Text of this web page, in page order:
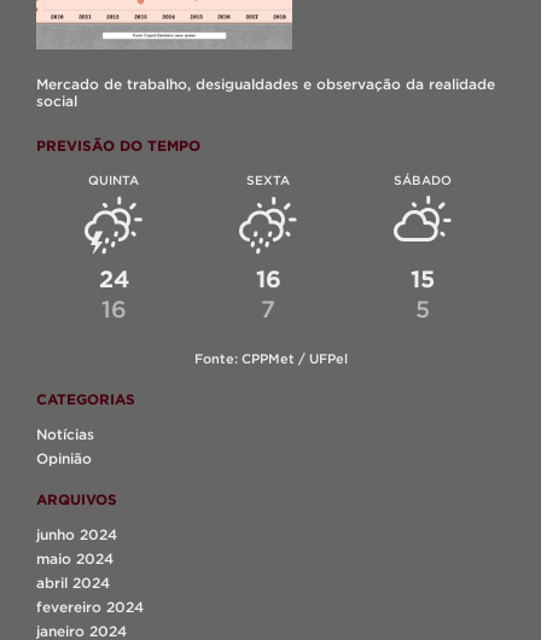
Mercado de trabalho, desigualdades e observação da realidade
social
PREVISÃO DO TEMPO
QUINTA
24
16
SEXTA
16
7
SÁBADO
15
5
Fonte: CPPMet / UFPel
CATEGORIAS
Notícias
Opinião
ARQUIVOS
junho 2024
maio 2024
abril 2024
fevereiro 2024
janeiro 2024